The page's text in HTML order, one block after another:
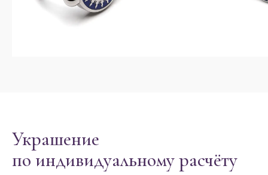
Украшение
по индивидуальному расчёту